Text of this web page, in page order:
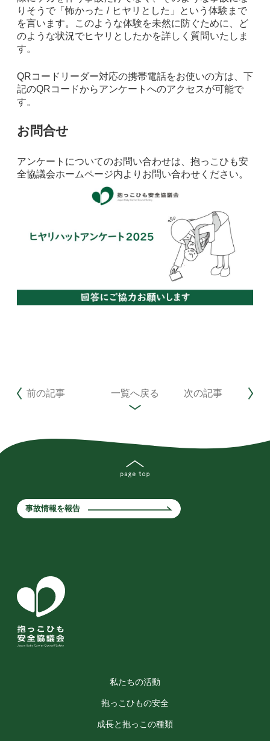
りそうで「怖かった / ヒヤリとした」という体験まで
を言います。このような体験を未然に防ぐために、ど
のような状況でヒヤリとしたかを詳しく質問いたしま
す。
QRコードリーダー対応の携帯電話をお使いの方は、下
記のQRコードからアンケートへのアクセスが可能で
す。
お問合せ
アンケートについてのお問い合わせは、抱っこひも安
全協議会ホームページ内よりお問い合わせください。
前の記事 一覧へ戻る 次の記事
事故情報を報告
私たちの活動
抱っこひもの安全
成長と抱っこの種類